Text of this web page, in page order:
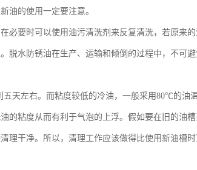
油的使用一定要注意。
必要时可以使用油污清洗剂来反复清洗，若原来的
脱水防锈油在生产、运输和倾倒的过程中，不可
天左右。而粘度较低的冷油，一般采用80℃的油
的粘度从而有利于气泡的上浮。假如要在旧的油
理干净。所以，清理工作应该做得比使用新油槽